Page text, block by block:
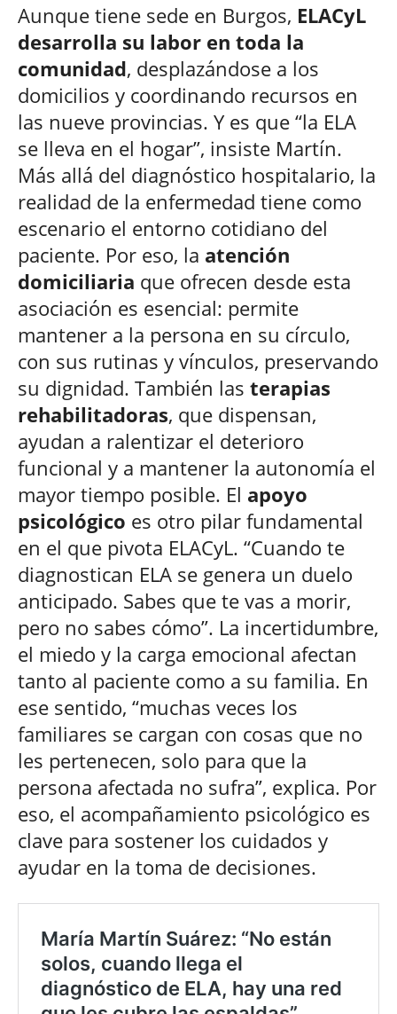
Aunque tiene sede en Burgos, ELACyL
desarrolla su labor en toda la
comunidad, desplazándose a los
domicilios y coordinando recursos en
las nueve provincias. Y es que “la ELA
se lleva en el hogar”, insiste Martín.
Más allá del diagnóstico hospitalario, la
realidad de la enfermedad tiene como
escenario el entorno cotidiano del
paciente. Por eso, la atención
domiciliaria que ofrecen desde esta
asociación es esencial: permite
mantener a la persona en su círculo,
con sus rutinas y vínculos, preservando
su dignidad. También las terapias
rehabilitadoras, que dispensan,
ayudan a ralentizar el deterioro
funcional y a mantener la autonomía el
mayor tiempo posible. El apoyo
psicológico es otro pilar fundamental
en el que pivota ELACyL. “Cuando te
diagnostican ELA se genera un duelo
anticipado. Sabes que te vas a morir,
pero no sabes cómo”. La incertidumbre,
el miedo y la carga emocional afectan
tanto al paciente como a su familia. En
ese sentido, “muchas veces los
familiares se cargan con cosas que no
les pertenecen, solo para que la
persona afectada no sufra”, explica. Por
eso, el acompañamiento psicológico es
clave para sostener los cuidados y
ayudar en la toma de decisiones.